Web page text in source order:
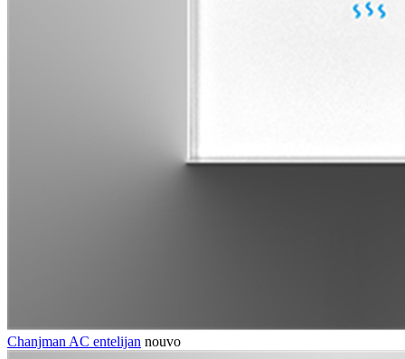
Chanjman AC entelijan nouvo